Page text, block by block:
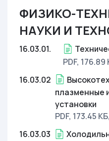
ФИЗИКО-
НАУКИ И
16.03.01.
PDF, 176.89
16.03.02
плазменные
установки
PDF, 173.45 КБ
16.03.03